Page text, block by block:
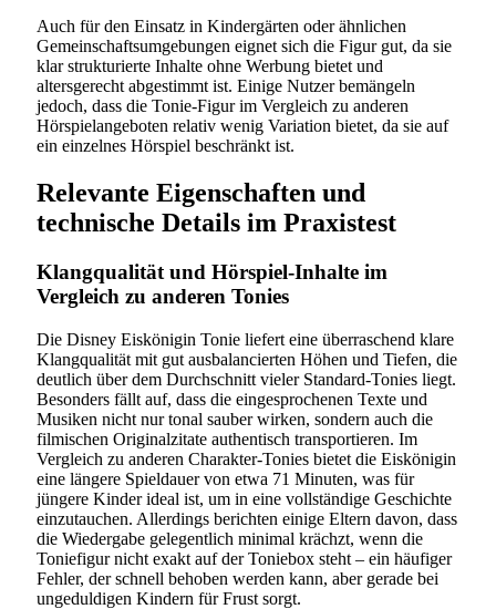
Auch für den Einsatz in Kindergärten oder ähnlichen
Gemeinschaftsumgebungen eignet sich die Figur gut, da sie
klar strukturierte Inhalte ohne Werbung bietet und
altersgerecht abgestimmt ist. Einige Nutzer bemängeln
jedoch, dass die Tonie-Figur im Vergleich zu anderen
Hörspielangeboten relativ wenig Variation bietet, da sie auf
ein einzelnes Hörspiel beschränkt ist.
Relevante Eigenschaften und
technische Details im Praxistest
Klangqualität und Hörspiel-Inhalte im
Vergleich zu anderen Tonies
Die Disney Eiskönigin Tonie liefert eine überraschend klare
Klangqualität mit gut ausbalancierten Höhen und Tiefen, die
deutlich über dem Durchschnitt vieler Standard-Tonies liegt.
Besonders fällt auf, dass die eingesprochenen Texte und
Musiken nicht nur tonal sauber wirken, sondern auch die
filmischen Originalzitate authentisch transportieren. Im
Vergleich zu anderen Charakter-Tonies bietet die Eiskönigin
eine längere Spieldauer von etwa 71 Minuten, was für
jüngere Kinder ideal ist, um in eine vollständige Geschichte
einzutauchen. Allerdings berichten einige Eltern davon, dass
die Wiedergabe gelegentlich minimal krächzt, wenn die
Toniefigur nicht exakt auf der Toniebox steht – ein häufiger
Fehler, der schnell behoben werden kann, aber gerade bei
ungeduldigen Kindern für Frust sorgt.